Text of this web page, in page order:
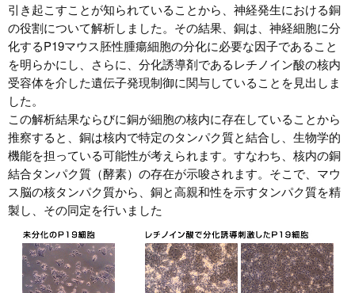
引き起こすことが知られていることから、神経発生における銅
の役割について解析しました。その結果、銅は、神経細胞に分
化するP19マウス胚性腫瘍細胞の分化に必要な因子であること
を明らかにし、さらに、分化誘導剤であるレチノイン酸の核内
受容体を介した遺伝子発現制御に関与していることを見出しま
した。
この解析結果ならびに銅が細胞の核内に存在していることから
推察すると、銅は核内で特定のタンパク質と結合し、生物学的
機能を担っている可能性が考えられます。すなわち、核内の銅
結合タンパク質（酵素）の存在が示唆されます。そこで、マウ
ス脳の核タンパク質から、銅と高親和性を示すタンパク質を精
製し、その同定を行いました